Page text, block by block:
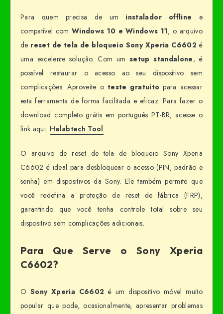
Para quem precisa de um instalador offline e
compatível com Windows 10 e Windows 11, o arquivo
de reset de tela de bloqueio Sony Xperia C6602 é
uma excelente solução. Com umsetup standalone, é
possível restaurar o acesso ao seu dispositivo sem
complicações. Aproveite o teste gratuito para acessar
esta ferramenta de forma facilitada e eficaz. Para fazer o
download completo grátis em português PT-BR, acesse o
link aqui: Halabtech Tool.
O arquivo de reset de tela de bloqueio Sony Xperia
C6602 é ideal para desbloquear o acesso (PIN, padrão e
senha) em dispositivos da Sony. Ele também permite que
você redefina a proteção de reset de fábrica (FRP),
garantindo que você tenha controle total sobre seu
dispositivo sem complicações adicionais.
Para Que Serve o Sony Xperia
C6602?
O Sony Xperia C6602 é um dispositivo móvel muito
popular que pode, ocasionalmente, apresentar problemas